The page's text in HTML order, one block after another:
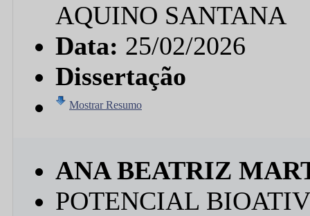
AQUINO SANTANA
Data: 25/02/2026
Dissertação
Mostrar Resumo
ANA BEATRIZ
POTENCIAL